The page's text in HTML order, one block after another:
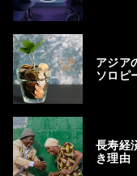
アジア
ソロピ
長寿経
き理由